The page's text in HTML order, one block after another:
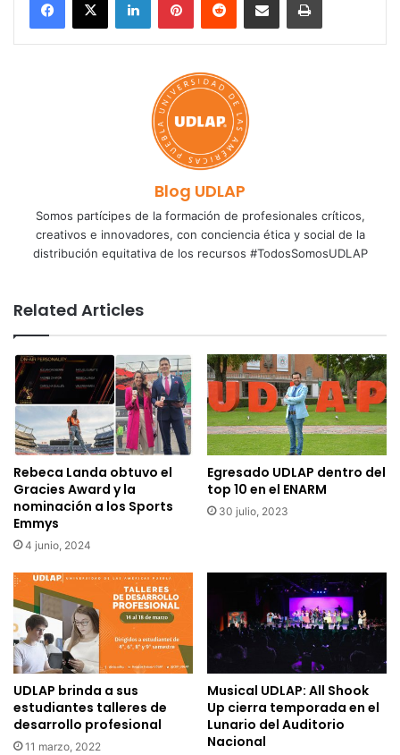
Blog UDLAP
Somos partícipes de la formación de profesionales críticos,
creativos e innovadores, con conciencia ética y social de la
distribución equitativa de los recursos #TodosSomosUDLAP
Related Articles
Rebeca Landa obtuvo el
Gracies Award y la
nominación a los Sports
Emmys
4 junio, 2024
Egresado UDLAP dentro del
top 10 en el ENARM
30 julio, 2023
UDLAP brinda a sus
estudiantes talleres de
desarrollo profesional
11 marzo, 2022
Musical UDLAP: All Shook
Up cierra temporada en el
Lunario del Auditorio
Nacional